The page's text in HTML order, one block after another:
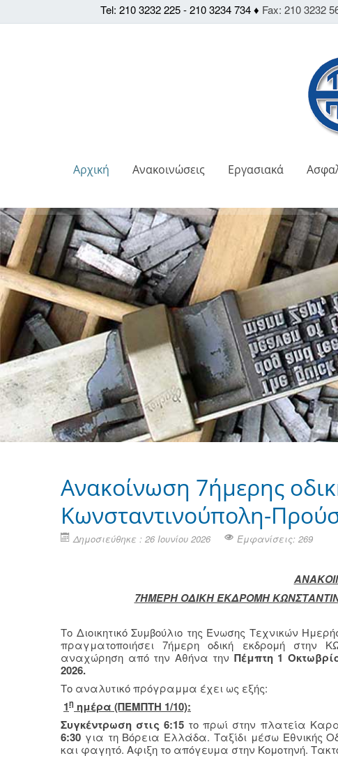
Tel: 210 3232 225 - 210 3234 734 ♦ Fax: 210 3232
Αρχική Ανακοινώσεις Εργασιακά
Ανακοίνωση 7ήμερης
Κωνσταντινούπολη-
Δημοσιεύθηκε : 26 Ιουνίου 2026 Εμφανίσεις: 269
7ΉΜΕΡΗ ΟΔΙΚΗ ΕΚΔΡΟΜΗ
Το Διοικητικό Συμβούλιο της Ένωσης Τεχνικών
πραγματοποιήσει 7ήμερη οδική εκδρομή στην
αναχώρηση από την Αθήνα την Πέμπτη 1
2026.
Το αναλυτικό πρόγραμμα έχει ως εξής:
1η ημέρα (ΠΕΜΠΤΗ 1/10):
Συγκέντρωση στις 6:15 το πρωί στην πλατεία
6:30 για τη Βόρεια Ελλάδα. Ταξίδι μέσω Εθνικής
και φαγητό. Αφιξη το απόγευμα στην Κομοτηνή.